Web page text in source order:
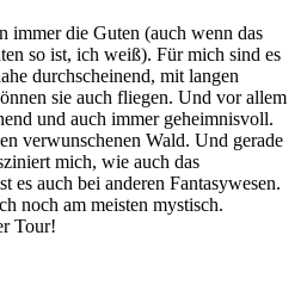
immer die Guten (auch wenn das
so ist, ich weiß). Für mich sind es
durchscheinend, mit langen
sie auch fliegen. Und vor allem
und auch immer geheimnisvoll.
verwunschenen Wald. Und gerade
mich, wie auch das
es auch bei anderen Fantasywesen.
noch am meisten mystisch.
Tour!